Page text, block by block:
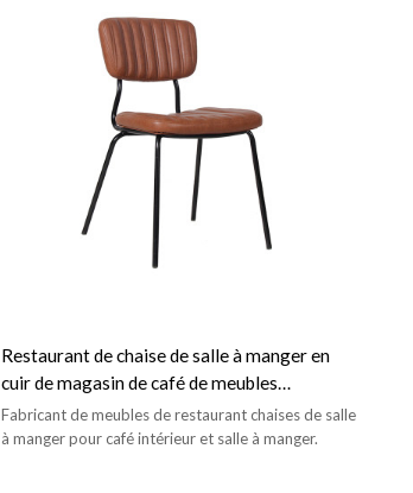
Restaurant de chaise de salle à manger en
cuir de magasin de café de meubles
commerciaux de salle à manger chaise
adaptée aux besoins du client par restaurant
Fabricant de meubles de restaurant chaises de salle
à manger pour café intérieur et salle à manger.